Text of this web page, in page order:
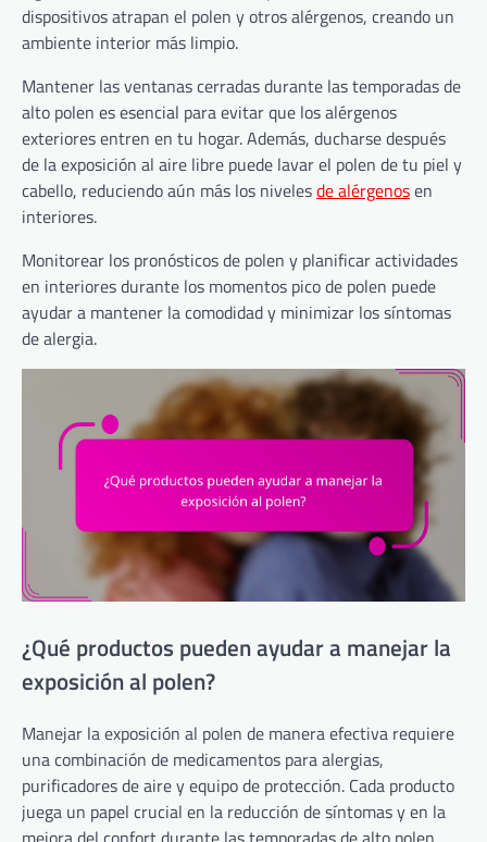
dispositivos atrapan el polen y otros alérgenos, creando un
ambiente interior más limpio.
Mantener las ventanas cerradas durante las temporadas de
alto polen es esencial para evitar que los alérgenos
exteriores entren en tu hogar. Además, ducharse después
de la exposición al aire libre puede lavar el polen de tu piel y
cabello, reduciendo aún más los nivelesde alérgenosen
interiores.
Monitorear los pronósticos de polen y planificar actividades
en interiores durante los momentos pico de polen puede
ayudar a mantener la comodidad y minimizar los síntomas
de alergia.
¿Qué productos pueden ayudar a manejar la
exposición al polen?
Manejar la exposición al polen de manera efectiva requiere
una combinación de medicamentos para alergias,
purificadores de aire y equipo de protección. Cada producto
juega un papel crucial en la reducción de síntomas y en la